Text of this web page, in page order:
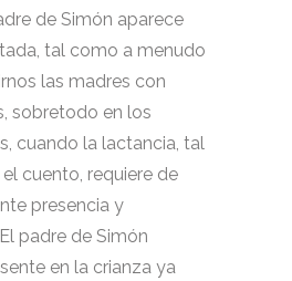
de Simón aparece
tal como a menudo
las madres con
sobretodo en los
cuando la lactancia, tal
cuento, requiere de
presencia y
padre de Simón
en la crianza ya